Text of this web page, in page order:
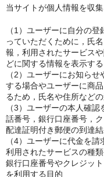
当サイトが個人情報を収
（1）ユーザーに自分の
っていただくために，氏
報，利用されたサービス
どに関する情報を表示す
（2）ユーザーにお知ら
する場合やユーザーに商
るため，氏名や住所など
（3）ユーザーの本人確
話番号，銀行口座番号，
配達証明付き郵便の到達
（4）ユーザーに代金を
利用されたサービスの種
銀行口座番号やクレジッ
を利用する目的